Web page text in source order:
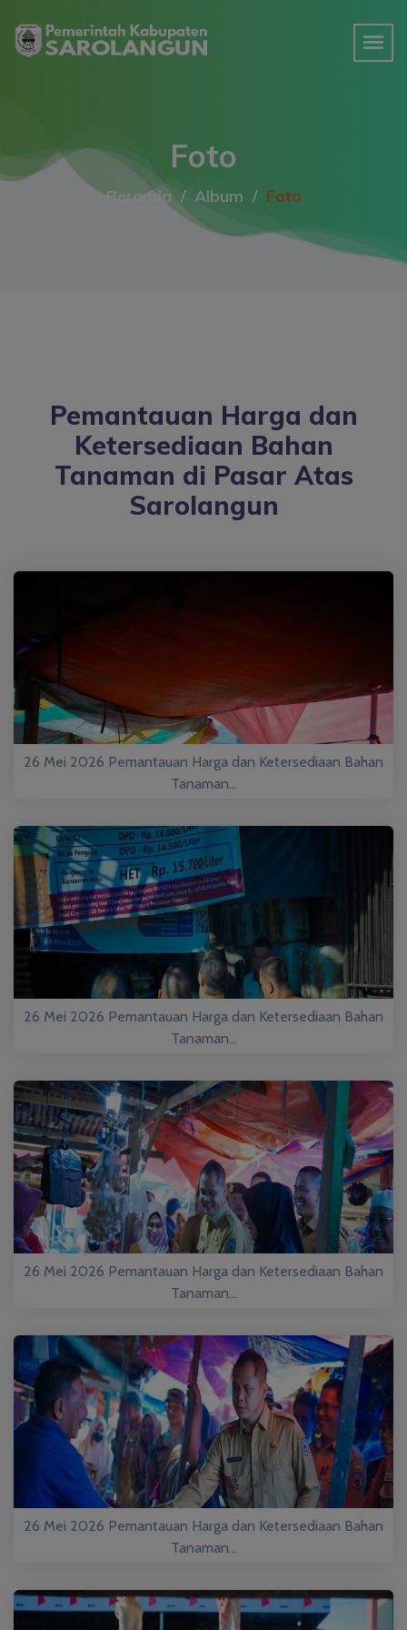
Foto
Beranda Album Foto
Pemantauan Harga dan
Ketersediaan Bahan
Tanaman di Pasar Atas
Sarolangun
26 Mei 2026 Pemantauan Harga dan Ketersediaan Bahan
Tanaman...
26 Mei 2026 Pemantauan Harga dan Ketersediaan Bahan
Tanaman...
26 Mei 2026 Pemantauan Harga dan Ketersediaan Bahan
Tanaman...
26 Mei 2026 Pemantauan Harga dan Ketersediaan Bahan
Tanaman...